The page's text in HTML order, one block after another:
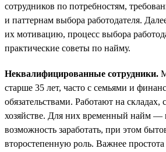
сотрудников по потребностям,
и паттернам выбора работодателя.
их мотивацию, процесс выбора
практические советы по найму.
Неквалифицированные сотрудники.
старше 35 лет, часто с семьями и
обязательствами. Работают на складах,
хозяйстве. Для них временный найм —
возможность заработать, при этом
второстепенную роль. Важнее простота